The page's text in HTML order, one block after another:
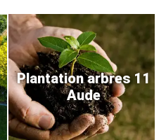
Plantation arbres 11
Aude